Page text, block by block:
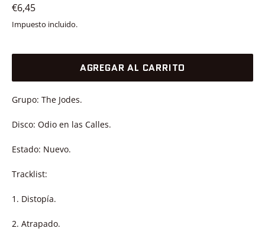
Precio
habitual
€6,45
Impuesto incluido.
AGREGAR AL CARRITO
Grupo: The Jodes.
Disco: Odio en las Calles.
Estado: Nuevo.
Tracklist:
1. Distopía.
2. Atrapado.